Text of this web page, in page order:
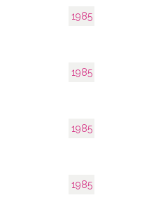
1985
1985
1985
1985